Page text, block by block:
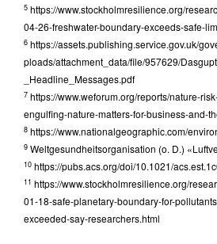
5 https://www.stockholmresilience.org/
04-26-freshwater-boundary-exceeds-safe-
6 https://assets.publishing.service.gov.uk/
ploads/attachment_data/file/957629/
_Headline_Messages.pdf
7 https://www.weforum.org/reports/nature-
engulfing-nature-matters-for-business-and-
8 https://www.nationalgeographic.com/
9 Weltgesundheitsorganisation (o. D.)
10 https://pubs.acs.org/doi/10.1021/
11 https://www.stockholmresilience.org/
01-18-safe-planetary-boundary-for-
exceeded-say-researchers.html